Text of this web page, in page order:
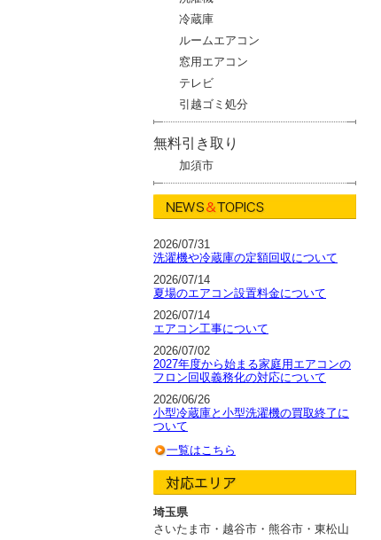
冷蔵庫
ルームエアコン
窓用エアコン
テレビ
引越ゴミ処分
無料引き取り
加須市
2026/07/31
洗濯機や冷蔵庫の定額回収について
2026/07/14
夏場のエアコン設置料金について
2026/07/14
エアコン工事について
2026/07/02
2027年度から始まる家庭用エアコンの
フロン回収義務化の対応について
2026/06/26
小型冷蔵庫と小型洗濯機の買取終了に
ついて
一覧はこちら
埼玉県
さいたま市・越谷市 ・ 熊谷市・東松山